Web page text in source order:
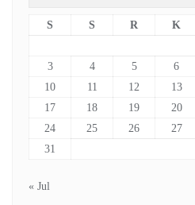
S S R K
3
4 5 6
10
11 12 13
17
18 19 20
24
25 26 27
31
« Jul